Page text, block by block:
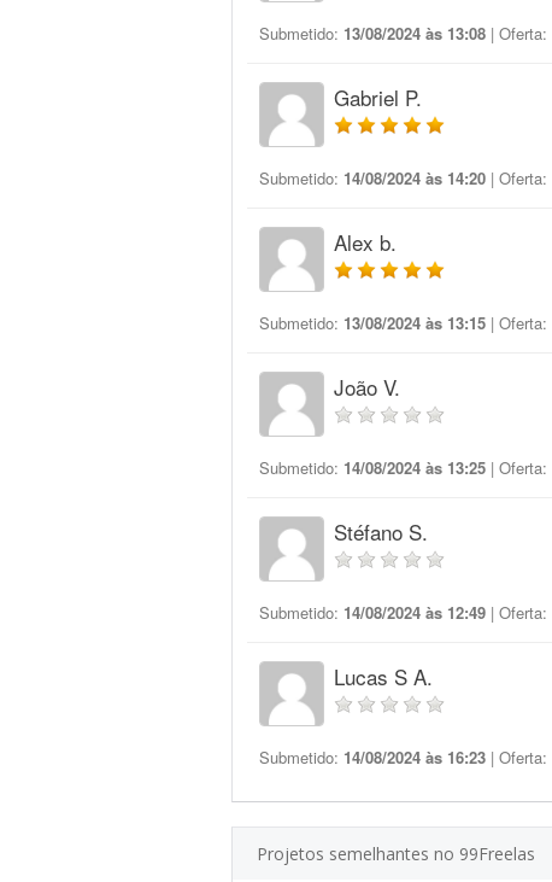
Submetido: 13/08/2024 às 13:08 | Oferta:
Gabriel P.
Submetido: 14/08/2024 às 14:20 | Oferta:
Alex b.
Submetido: 13/08/2024 às 13:15 | Oferta:
João V.
Submetido: 14/08/2024 às 13:25 | Oferta:
Stéfano S.
Submetido: 14/08/2024 às 12:49 | Oferta:
Lucas S A.
Submetido: 14/08/2024 às 16:23 | Oferta:
Projetos semelhantes no 99Freelas